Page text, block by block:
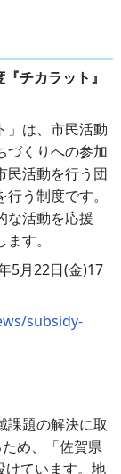
チカラット』
」は、市民活動
づくりへの参加
民活動を行う団
う制度です。
な活動を応援
す。
5月22日(金)17
subsidy-
課題の解決に取
め、「佐賀県
けています。地